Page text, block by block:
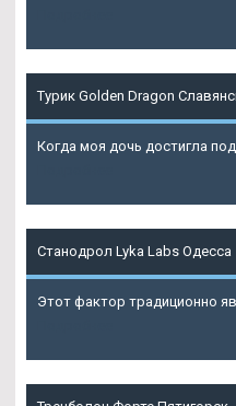
Турик Golden Dragon
Когда моя дочь достигла
Станодрол Lyka Labs Одесса
Этот фактор традиционно